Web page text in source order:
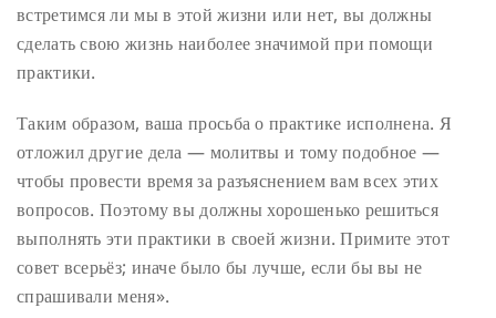
встретимся ли мы в этой жизни или нет, вы должны
сделать свою жизнь наиболее значимой при помощи
практики.
Таким образом, ваша просьба о практике исполнена. Я
отложил другие дела — молитвы и тому подобное —
чтобы провести время за разъяснением вам всех этих
вопросов. Поэтому вы должны хорошенько решиться
выполнять эти практики в своей жизни. Примите этот
совет всерьёз; иначе было бы лучше, если бы вы не
спрашивали меня».